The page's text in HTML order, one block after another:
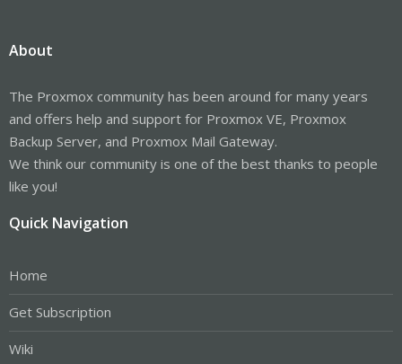
About
The Proxmox community has been around for many years
and offers help and support for Proxmox VE, Proxmox
Backup Server, and Proxmox Mail Gateway.
We think our community is one of the best thanks to people
like you!
Quick Navigation
Home
Get Subscription
Wiki